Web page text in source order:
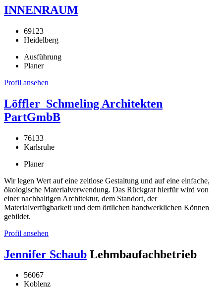
INNENRAUM
69123
Heidelberg
Ausführung
Planer
Profil ansehen
Löffler_Schmeling Architekten
PartGmbB
76133
Karlsruhe
Planer
Wir legen Wert auf eine zeitlose Gestaltung und auf eine einfache,
ökologische Materialverwendung. Das Rückgrat hierfür wird von
einer nachhaltigen Architektur, dem Standort, der
Materialverfügbarkeit und dem örtlichen handwerklichen Können
gebildet.
Profil ansehen
Jennifer Schaub Lehmbaufachbetrieb
56067
Koblenz